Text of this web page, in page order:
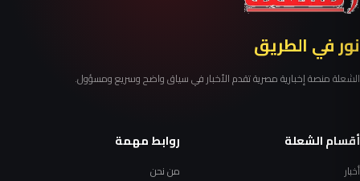
نور في الطريق
الشعلة منصة إخبارية مصرية تقدم الأخبار في سياق واضح وسريع ومسؤول.
أقسام الشعلة
أخبار
روابط مهمة
من نحن